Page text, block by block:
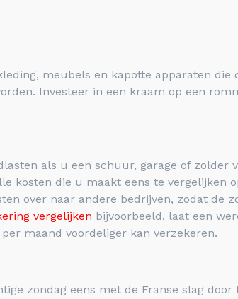
meubels en kapotte apparaten
Investeer in een kraam op een
als u een schuur, garage of
kosten die u maakt eens te vergelijken
over naar andere bedrijven, zodat de
vergelijken bijvoorbeeld, laat een
maand voordeliger kan verzekeren.
zondag eens met de Franse slag